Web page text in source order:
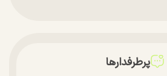
پرطرفدارها